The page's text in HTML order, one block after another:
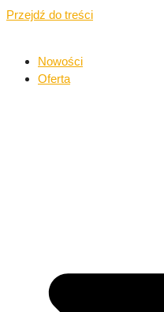
Przejdź do treści
Nowości
Oferta